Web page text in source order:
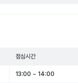
점심시간
13:00 ~ 14:00